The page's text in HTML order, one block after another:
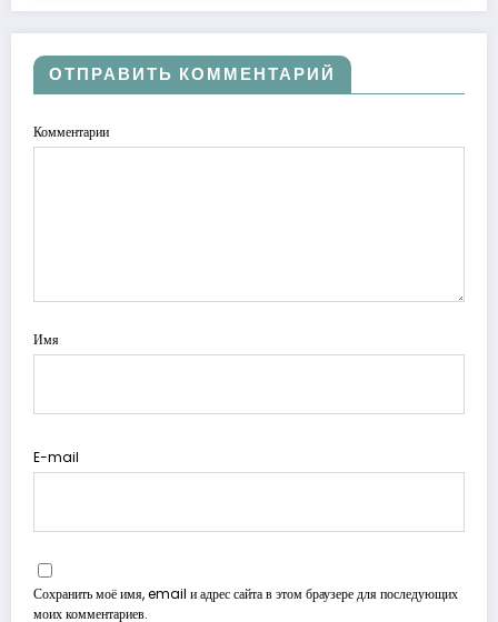
ОТПРАВИТЬ КОММЕНТАРИЙ
Комментарии
Имя
E-mail
Сохранить моё имя, email и адрес сайта в этом браузере для последующих
моих комментариев.